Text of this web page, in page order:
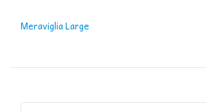
Meraviglia Large